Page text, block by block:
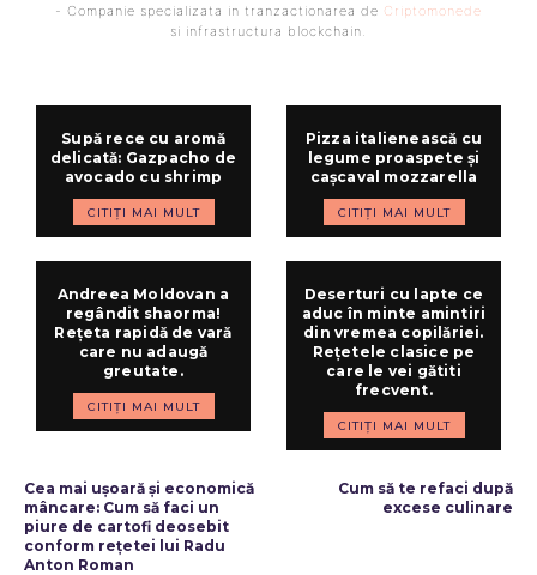
- Companie specializata in tranzactionarea de Criptomonede
si infrastructura blockchain.
Supă rece cu aromă
delicată: Gazpacho de
avocado cu shrimp
CITIȚI MAI MULT
Pizza italienească cu
legume proaspete și
cașcaval mozzarella
CITIȚI MAI MULT
Andreea Moldovan a
regândit shaorma!
Rețeta rapidă de vară
care nu adaugă
greutate.
CITIȚI MAI MULT
Deserturi cu lapte ce
aduc în minte amintiri
din vremea copilăriei.
Rețetele clasice pe
care le vei gătiti
frecvent.
CITIȚI MAI MULT
Cea mai ușoară și economică
mâncare: Cum să faci un
piure de cartofi deosebit
conform rețetei lui Radu
Anton Roman
Cum să te refaci după
excese culinare